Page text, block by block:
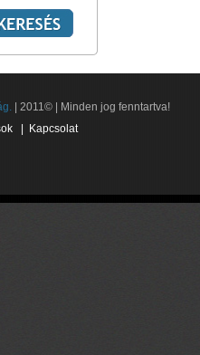
| 2011© | Minden jog fenntartva!
Kapcsolat